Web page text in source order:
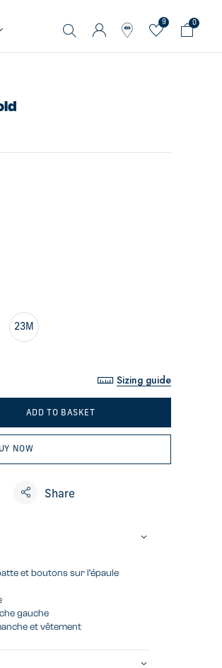
9 0
23M
Sizing guide
ADD TO BASKET
NOW
Share
et boutons sur l’épaule
gauche
et vêtement